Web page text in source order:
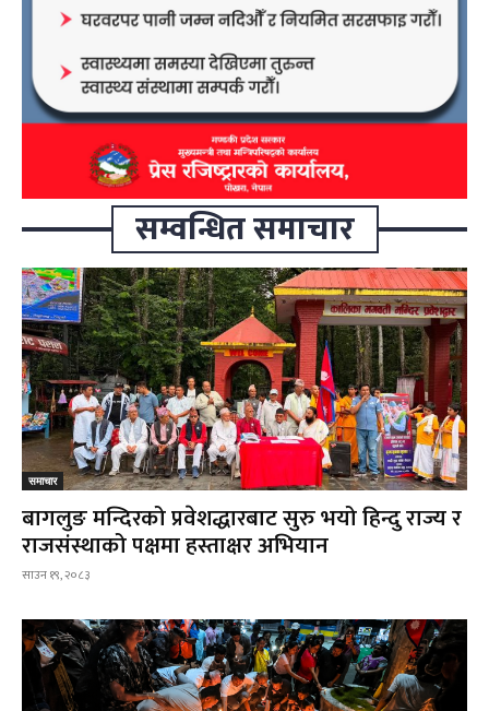
सम्वन्धित समाचार
समाचार
बागलुङ मन्दिरको प्रवेशद्धारबाट सुरु भयो हिन्दु राज्य र
राजसंस्थाको पक्षमा हस्ताक्षर अभियान
साउन १९, २०८३